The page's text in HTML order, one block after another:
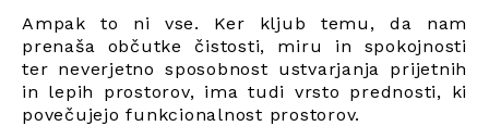
Ampak to ni vse. Ker kljub temu, da nam
prenaša občutke čistosti, miru in spokojnosti
ter neverjetno sposobnost ustvarjanja prijetnih
in lepih prostorov, ima tudi vrsto prednosti, ki
povečujejo funkcionalnost prostorov.